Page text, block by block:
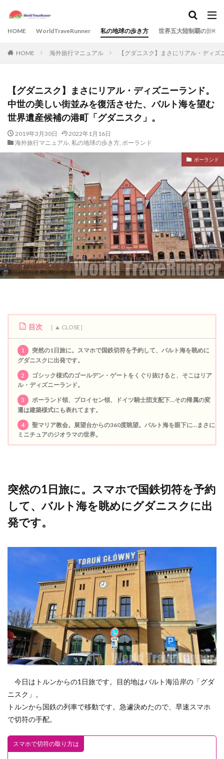
HOME WorldTraveRunner 私の地球の歩き方 世界五大陸制覇の旅
HOME 海外旅行マニュアル 【グダニスク】まさにリアル・ディ
【グダニスク】まさにリアル・ディズニーランド。
中世の美しい街並みを復活させた、バルト海を望む
世界遺産候補の港町「グダニスク」。
2019年3月30日
2022年1月16日
海外旅行マニュアル, 私の地球の歩き方, ポーランド
ポーランド
目次
1
突然の1日旅に。スマホで国鉄切符を予約して、バルト海を眺めに
グダニスクに出発です。
2
ゴシック様式のゴールデン・ゲートをくぐり抜けると、そこはリア
ル・ディズニーランド。
3
ポーランド領、プロイセン領、ドイツ騎士団支配下…その帰属の変
遷は建築様式にも表れてます。
4
聖マリア教会。展望台からの360度眺望。バルト海を眼下に…まさに
ミニチュアのジオラマの世界。
突然の1日旅に。スマホで国鉄切符を予約
して、バルト海を眺めにグダニスクに出
発です。
今日はトルンからの1日旅です。目的地はバルト海沿岸の「グダ
ニスク」。
トルンから国鉄の列車で移動です。急遽決めたので、早速スマホ
で切符の手配。
スマホで切符の取り方は